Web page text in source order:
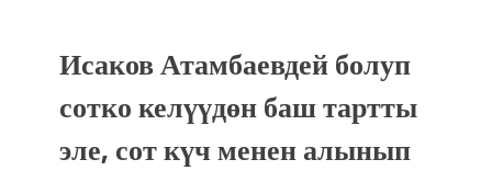
фонтанов в Royal Central Park
Аида САЛЯНОВА: "Кыргыз шахмат
союзунун президенти болуп
жоопкерчилик!"
Исаков Атамбаевдей болуп
сотко келүүдөн баш тартты
эле, сот күч менен алынып